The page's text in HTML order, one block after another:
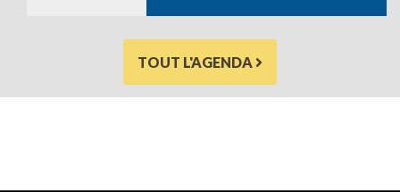
TOUT L'AGENDA